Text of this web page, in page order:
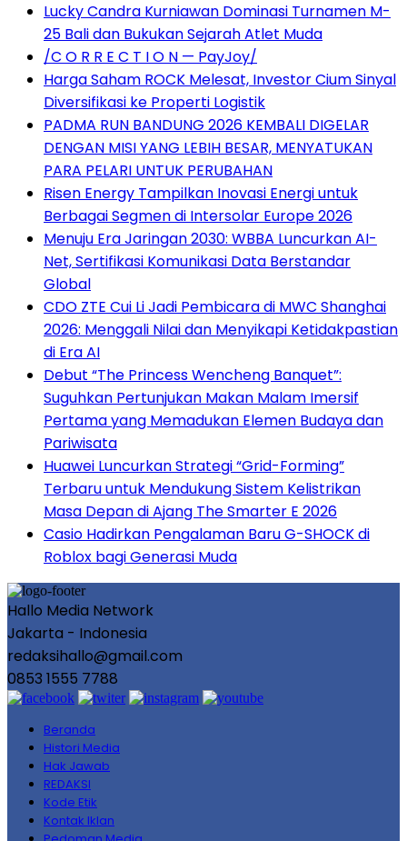
Lucky Candra Kurniawan Dominasi Turnamen M-
25 Bali dan Bukukan Sejarah Atlet Muda
/C O R R E C T I O N — PayJoy/
Harga Saham ROCK Melesat, Investor Cium Sinyal
Diversifikasi ke Properti Logistik
PADMA RUN BANDUNG 2026 KEMBALI DIGELAR
DENGAN MISI YANG LEBIH BESAR, MENYATUKAN
PARA PELARI UNTUK PERUBAHAN
Risen Energy Tampilkan Inovasi Energi untuk
Berbagai Segmen di Intersolar Europe 2026
Menuju Era Jaringan 2030: WBBA Luncurkan AI-
Net, Sertifikasi Komunikasi Data Berstandar
Global
CDO ZTE Cui Li Jadi Pembicara di MWC Shanghai
2026: Menggali Nilai dan Menyikapi Ketidakpastian
di Era AI
Debut “The Princess Wencheng Banquet”:
Suguhkan Pertunjukan Makan Malam Imersif
Pertama yang Memadukan Elemen Budaya dan
Pariwisata
Huawei Luncurkan Strategi “Grid-Forming”
Terbaru untuk Mendukung Sistem Kelistrikan
Masa Depan di Ajang The Smarter E 2026
Casio Hadirkan Pengalaman Baru G-SHOCK di
Roblox bagi Generasi Muda
Hallo Media Network
Jakarta - Indonesia
redaksihallo@gmail.com
0853 1555 7788
Beranda
Histori Media
Hak Jawab
REDAKSI
Kode Etik
Kontak Iklan